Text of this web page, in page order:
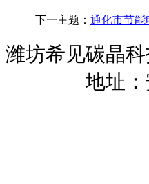
下一主题： 通化市节能
潍坊希见碳晶
地址：